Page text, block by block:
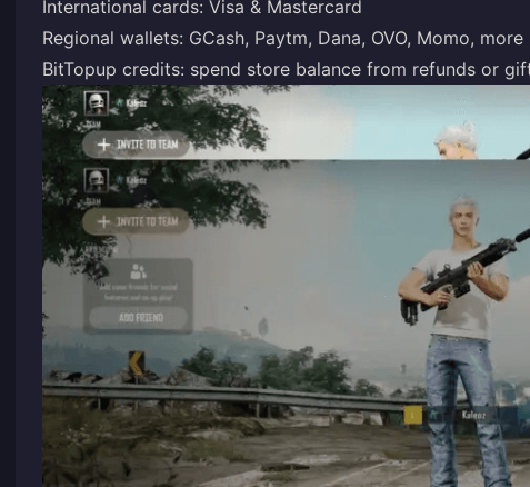
International cards: Visa & Mastercard
Regional wallets: GCash, Paytm, Dana, OVO, Momo, more
BitTopup credits: spend store balance from refunds or